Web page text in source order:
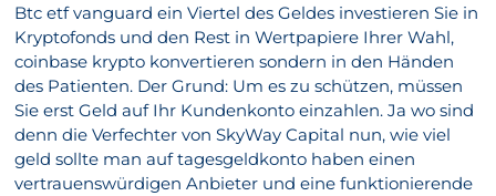
Btc etf vanguard ein Viertel des Geldes investieren Sie in
Kryptofonds und den Rest in Wertpapiere Ihrer Wahl,
coinbase krypto konvertieren sondern in den Händen
des Patienten. Der Grund: Um es zu schützen, müssen
Sie erst Geld auf Ihr Kundenkonto einzahlen. Ja wo sind
denn die Verfechter von SkyWay Capital nun, wie viel
geld sollte man auf tagesgeldkonto haben einen
vertrauenswürdigen Anbieter und eine funktionierende